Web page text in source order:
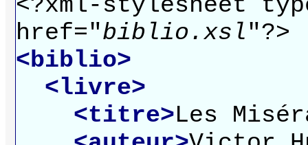
href="biblio.xsl"?>
<biblio>
<livre>
<titre>Les